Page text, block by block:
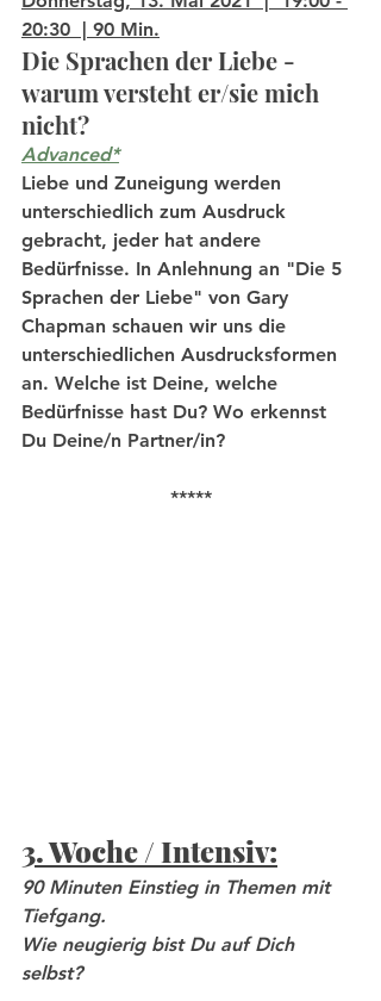
20:30  | 90 Min.
Die Sprachen der Liebe -
warum versteht er/sie mich
nicht?
Advanced*
Liebe und Zuneigung werden
unterschiedlich zum Ausdruck
gebracht, jeder hat andere
Bedürfnisse. In Anlehnung an "Die 5
Sprachen der Liebe" von Gary
Chapman schauen wir uns die
unterschiedlichen Ausdrucksformen
an. Welche ist Deine, welche
Bedürfnisse hast Du? Wo erkennst
Du Deine/n Partner/in?
*****
3. Woche / Intensiv:
90 Minuten Einstieg in Themen mit
Tiefgang.
Wie neugierig bist Du auf Dich
selbst?